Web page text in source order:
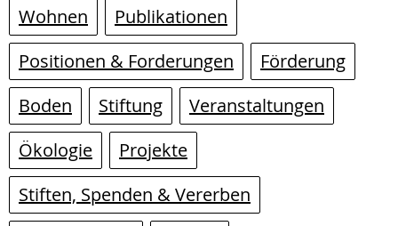
Wohnen
Publikationen
Positionen & Forderungen
Förderung
Boden
Stiftung
Veranstaltungen
Ökologie
Projekte
Stiften, Spenden & Vererben